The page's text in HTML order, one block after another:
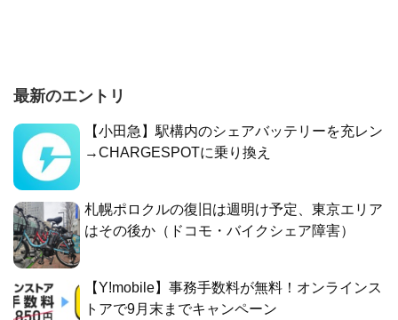
最新のエントリ
【小田急】駅構内のシェアバッテリーを充レン
→CHARGESPOTに乗り換え
札幌ポロクルの復旧は週明け予定、東京エリア
はその後か（ドコモ・バイクシェア障害）
【Y!mobile】事務手数料が無料！オンラインス
トアで9月末までキャンペーン